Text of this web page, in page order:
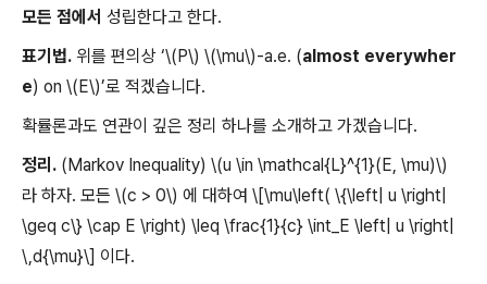
모든 점에서 성립한다고 한다.
표기법. 위를 편의상 ‘\(P\) \(\mu\)-a.e. (almost everywher
e) on \(E\)’로 적겠습니다.
확률론과도 연관이 깊은 정리 하나를 소개하고 가겠습니다.
정리. (Markov Inequality) \(u \in \mathcal{L}^{1}(E, \mu)\)
라 하자. 모든 \(c > 0\) 에 대하여 \[\mu\left( \{\left| u \right|
\geq c\} \cap E \right) \leq \frac{1}{c} \int_E \left| u \right|
\,d{\mu}\] 이다.